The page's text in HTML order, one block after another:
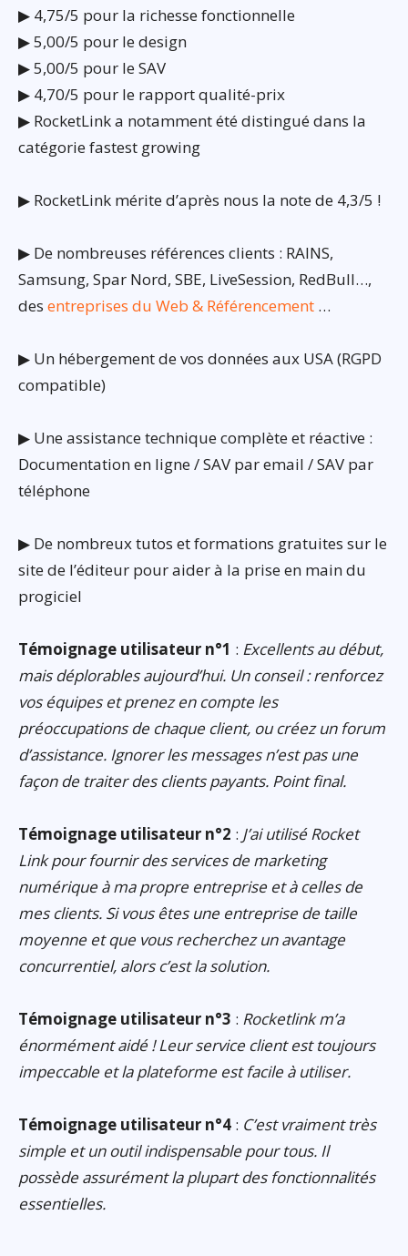
▶ 4,75/5 pour la richesse fonctionnelle
▶ 5,00/5 pour le design
▶ 5,00/5 pour le SAV
▶ 4,70/5 pour le rapport qualité-prix
▶ RocketLink a notamment été distingué dans la
catégorie fastest growing
▶ RocketLink mérite d’après nous la note de 4,3/5 !
▶ De nombreuses références clients : RAINS,
Samsung, Spar Nord, SBE, LiveSession, RedBull…,
des entreprises du Web & Référencement …
▶ Un hébergement de vos données aux USA (RGPD
compatible)
▶ Une assistance technique complète et réactive :
Documentation en ligne / SAV par email / SAV par
téléphone
▶ De nombreux tutos et formations gratuites sur le
site de l’éditeur pour aider à la prise en main du
progiciel
Témoignage utilisateur n°1 : Excellents au début,
mais déplorables aujourd’hui. Un conseil : renforcez
vos équipes et prenez en compte les
préoccupations de chaque client, ou créez un forum
d’assistance. Ignorer les messages n’est pas une
façon de traiter des clients payants. Point final.
Témoignage utilisateur n°2 : J’ai utilisé Rocket
Link pour fournir des services de marketing
numérique à ma propre entreprise et à celles de
mes clients. Si vous êtes une entreprise de taille
moyenne et que vous recherchez un avantage
concurrentiel, alors c’est la solution.
Témoignage utilisateur n°3 : Rocketlink m’a
énormément aidé ! Leur service client est toujours
impeccable et la plateforme est facile à utiliser.
Témoignage utilisateur n°4 : C’est vraiment très
simple et un outil indispensable pour tous. Il
possède assurément la plupart des fonctionnalités
essentielles.